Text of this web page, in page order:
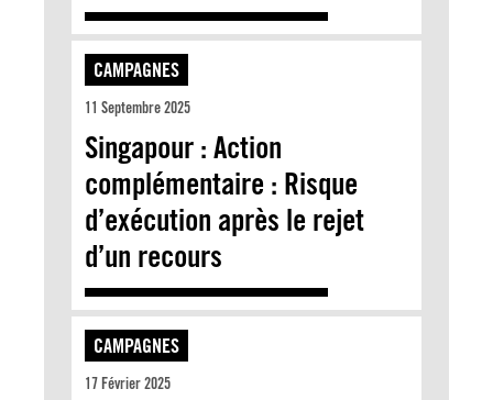
CAMPAGNES
11 Septembre 2025
Singapour : Action
complémentaire : Risque
d’exécution après le rejet
d’un recours
CAMPAGNES
17 Février 2025